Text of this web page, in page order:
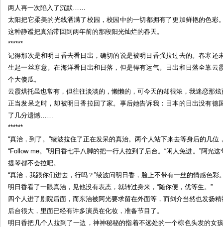
两人再一次陷入了沉默……
太阳把它柔美的光线洒满了校园，校园中的一切都拥有了更加鲜艳的色
这种静谧把真治带回到两年前的那段阳光灿烂的春天。
******
记得那次是和明日香去看日出，确切的说是被明日香强拉过去的。春寒还
生起一丝寒意。在海洋看日出和日落，但是得有运气。日出和日落全靠云
个大傻瓜。
云霞烘托虽也常有，但往往淡淡的，懒懒的，可今天的却很浓，我迷恋那
正当发呆之时，却被明日香拉回了家。事后她告诉我：日本的日出没有德
了几分遗憾……
******
“真治，到了。”绫波拉住了正在发呆的真治。两个人站下来去等身后的几
“Follow me。”明日香七手八脚的把一行人拉到了后台。“闲人免进。”阿光
提琴都不会拉吧。
“真治，我跟你们进去，行吗？”绫波问明日香，脸上不带有一丝的情感色彩
明日香看了一眼真治，见他没有表态，就转过身来，“随你便，优等生。”
四个人进了剧院后面，而东治被阿光要求留在外面等，而剑介当然也发扬
后台很大，里面已经有许多演员在化妆，准备节目了。
明日香把几个人拉到了一边，神神秘秘的指着不远处的一个棕色头发的女